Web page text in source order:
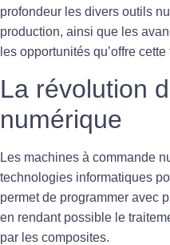
profondeur les divers outils
production, ainsi que les
les opportunités qu’offre
La révolution
numérique
Les machines à commande
technologies informatiques
permet de programmer avec
en rendant possible le
par les composites.